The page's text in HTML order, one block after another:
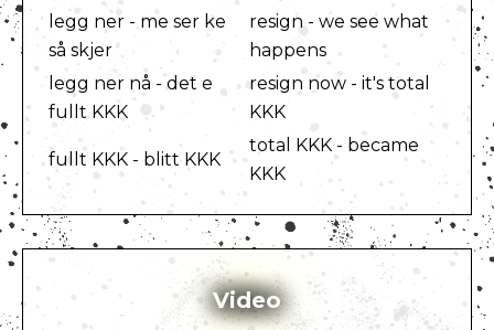
legg ner - me ser ke
så skjer
resign - we see what
happens
legg ner nå - det e
fullt KKK
resign now - it's total
KKK
fullt KKK - blitt KKK
total KKK - became
KKK
Video